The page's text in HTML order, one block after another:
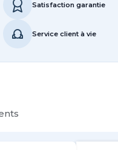
Satisfaction garantie
Service client à vie